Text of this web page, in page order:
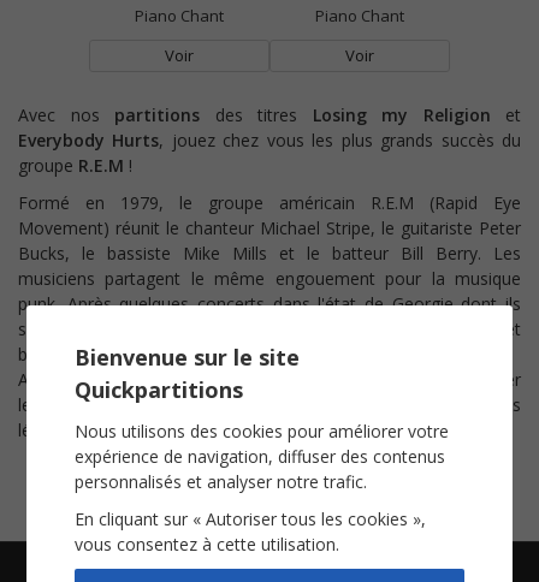
Avec nos partitions des titres Losing my Religion et
Everybody Hurts, jouez chez vous les plus grands succès du
groupe R.E.M !
Formé en 1979, le groupe américain R.E.M (Rapid Eye
Movement) réunit le chanteur Michael Stripe, le guitariste Peter
Bucks, le bassiste Mike Mills et le batteur Bill Berry. Les
musiciens partagent le même engouement pour la musique
punk. Après quelques concerts dans l'état de Georgie dont ils
sont originaires, ils se produisent à travers tous les Etats-Unis et
bientôt à travers le monde entier.
Actif jusqu'en 2011, le groupe fut l'un des premiers à populariser
le
rock alternatif. Un exploit qui lui vaudra une place parmi les
légendes du Rock and Roll Hall of Fame!
Piano Chant
Voir
Piano Chant
Voir
Bienvenue sur le site
Quickpartitions
Nous utilisons des cookies pour améliorer votre
expérience de navigation, diffuser des contenus
personnalisés et analyser notre trafic.
En cliquant sur « Autoriser tous les cookies »,
vous consentez à cette utilisation.